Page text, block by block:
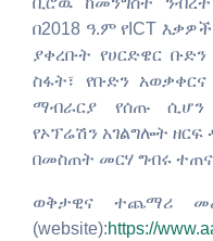
በ2018 ዓ.ም የICT
ያቀረቡት የሀርድዌር
ስፋት፣ የቡድን
ማብራርያ የሰጡ ሲሆን
የኦፕሬሽን አገልግሎት
በመስጠት መርሃ ግብሩ
ወቅታዊና ተጨማሪ
(website):https://